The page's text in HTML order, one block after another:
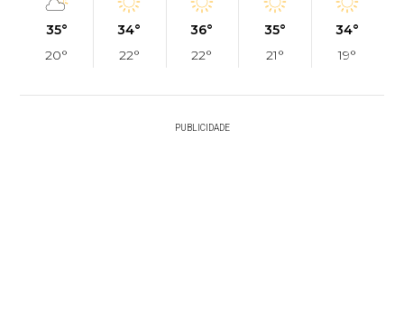
35°
20°
34°
22°
36°
22°
35°
21°
34°
19°
PUBLICIDADE